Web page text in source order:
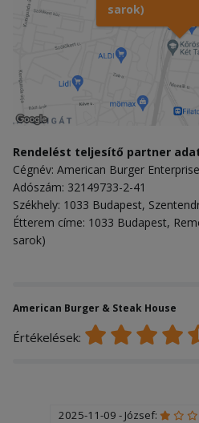
sarok)
Rendelést teljesítő partner
Cégnév: American Burger
Adószám: 32149733-2-41
Székhely: 1033 Budapest,
Étterem címe: 1033 Budapest,
sarok)
American Burger & Steak House
Értékelések:
2025-11-09 - József: